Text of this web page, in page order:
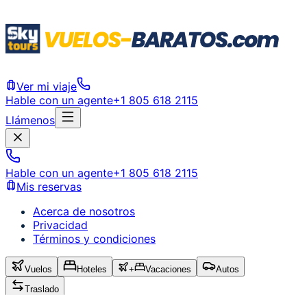
Ver mi viaje
Hable con un agente+1 805 618 2115
Llámenos
Hable con un agente+1 805 618 2115
Mis reservas
Acerca de nosotros
Privacidad
Términos y condiciones
Vuelos Hoteles + Vacaciones
Autos
Traslado